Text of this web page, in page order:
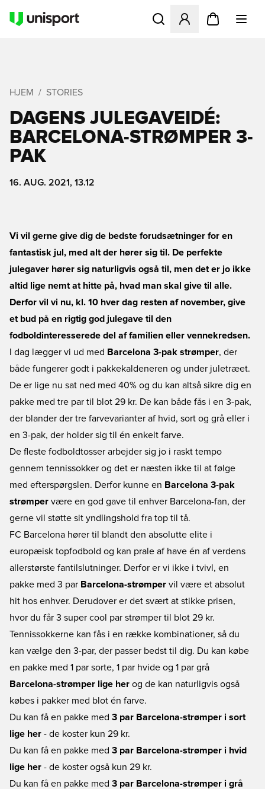
Åbner en Modal til at
HJEM STORIES
DAGENS JULEGAVEIDÉ:
BARCELONA-STRØMPER 3-
PAK
16. AUG. 2021, 13.12
Vi vil gerne give dig de bedste forudsætninger for en
fantastisk jul, med alt der hører sig til. De perfekte
julegaver hører sig naturligvis også til, men det er jo ikke
altid lige nemt at hitte på, hvad man skal give til alle.
Derfor vil vi nu, kl. 10 hver dag resten af november, give
et bud på en rigtig god julegave til den
fodboldinteresserede del af familien eller vennekredsen.
I dag lægger vi ud med Barcelona 3-pak strømper, der
både fungerer godt i pakkekaldeneren og under juletræet.
De er lige nu sat ned med 40% og du kan altså sikre dig en
pakke med tre par til blot 29 kr. De kan både fås i en 3-pak,
der blander der tre farvevarianter af hvid, sort og grå eller i
en 3-pak, der holder sig til én enkelt farve.
De fleste fodboldtosser arbejder sig jo i raskt tempo
gennem tennissokker og det er næsten ikke til at følge
med efterspørgslen. Derfor kunne en Barcelona 3-pak
strømper være en god gave til enhver Barcelona-fan, der
gerne vil støtte sit yndlingshold fra top til tå.
FC Barcelona hører til blandt den absolutte elite i
europæisk topfodbold og kan prale af have én af verdens
allerstørste fantilslutninger. Derfor er vi ikke i tvivl, en
pakke med 3 par Barcelona-strømper vil være et absolut
hit hos enhver. Derudover er det svært at stikke prisen,
hvor du får 3 super cool par strømper til blot 29 kr.
Tennissokkerne kan fås i en række kombinationer, så du
kan vælge den 3-par, der passer bedst til dig. Du kan købe
en pakke med 1 par sorte, 1 par hvide og 1 par grå
Barcelona-strømper lige her og de kan naturligvis også
købes i pakker med blot én farve.
Du kan få en pakke med 3 par Barcelona-strømper i sort
lige her - de koster kun 29 kr.
Du kan få en pakke med 3 par Barcelona-strømper i hvid
lige her - de koster også kun 29 kr.
Du kan få en pakke med 3 par Barcelona-strømper i grå